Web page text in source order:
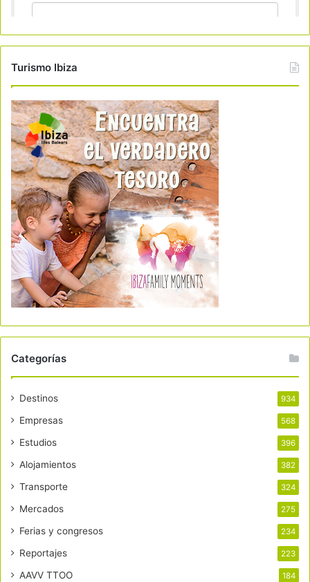
Turismo Ibiza
Categorías
Destinos 934
Empresas 568
Estudios 396
Alojamientos 382
Transporte 324
Mercados 275
Ferias y congresos 234
Reportajes 223
AAVV TTOO 184